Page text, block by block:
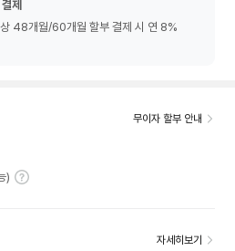
제
48개월/60개월 할부 결제 시 연 8%
무이자 할부 안내
)
자세히보기